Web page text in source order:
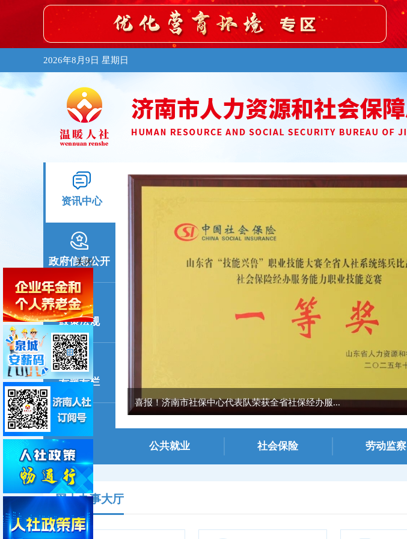
2026年8月9日 星期日
资讯中心
政府信息公开
政策法规
专题专栏
喜报！济南市社保中心代表队荣获全省社保经办服...
公共就业 社会保险 劳动监察
网上办事大厅
关闭